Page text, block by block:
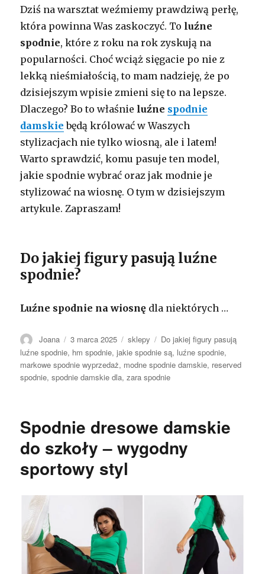
Dziś na warsztat weźmiemy prawdziwą perłę,
która powinna Was zaskoczyć. To luźne
spodnie, które z roku na rok zyskują na
popularności. Choć wciąż sięgacie po nie z
lekką nieśmiałością, to mam nadzieję, że po
dzisiejszym wpisie zmieni się to na lepsze.
Dlaczego? Bo to właśnie luźne spodnie
damskie będą królować w Waszych
stylizacjach nie tylko wiosną, ale i latem!
Warto sprawdzić, komu pasuje ten model,
jakie spodnie wybrać oraz jak modnie je
stylizować na wiosnę. O tym w dzisiejszym
artykule. Zapraszam!
Do jakiej figury pasują luźne
spodnie?
Luźne spodnie na wiosnę dla niektórych …
Autor
Joana Opublikowano
3 marca 2025 Kategorie
sklepy Tagi
Do jakiej figury pasują
luźne spodnie, hm spodnie,jakie spodnie są, luźne spodnie,
markowe spodnie wyprzedaż, modne spodnie damskie, reserved
spodnie,spodnie damskie dla,zara spodnie
Spodnie dresowe damskie
do szkoły – wygodny
sportowy styl